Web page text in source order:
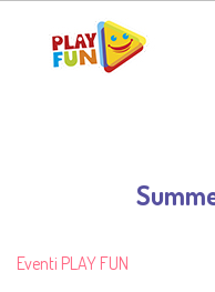
Eventi PLAY FUN